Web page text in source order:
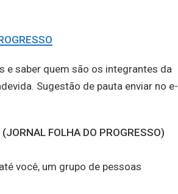
e saber quem são os integrantes da
Sugestão de pauta enviar no e-
FOLHA DO PROGRESSO)
você, um grupo de pessoas